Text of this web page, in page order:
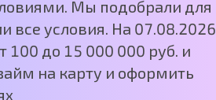
Мы подобрали для
условия. На 07.08.2026
100 до 15 000 000 руб. и
на карту и оформить